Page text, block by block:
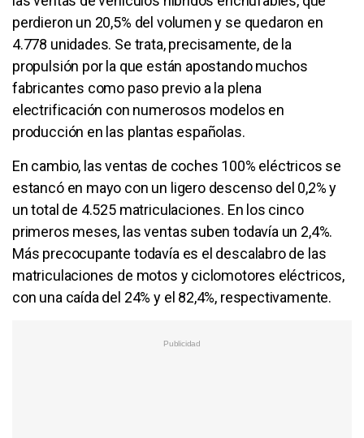
perdieron un 20,5% del volumen y se quedaron en
4.778 unidades. Se trata, precisamente, de la
propulsión por la que están apostando muchos
fabricantes como paso previo a la plena
electrificación con numerosos modelos en
producción en las plantas españolas.
En cambio, las ventas de coches 100% eléctricos se
estancó en mayo con un ligero descenso del 0,2% y
un total de 4.525 matriculaciones. En los cinco
primeros meses, las ventas suben todavía un 2,4%.
Más precocupante todavía es el descalabro de las
matriculaciones de motos y ciclomotores eléctricos,
con una caída del 24% y el 82,4%, respectivamente.